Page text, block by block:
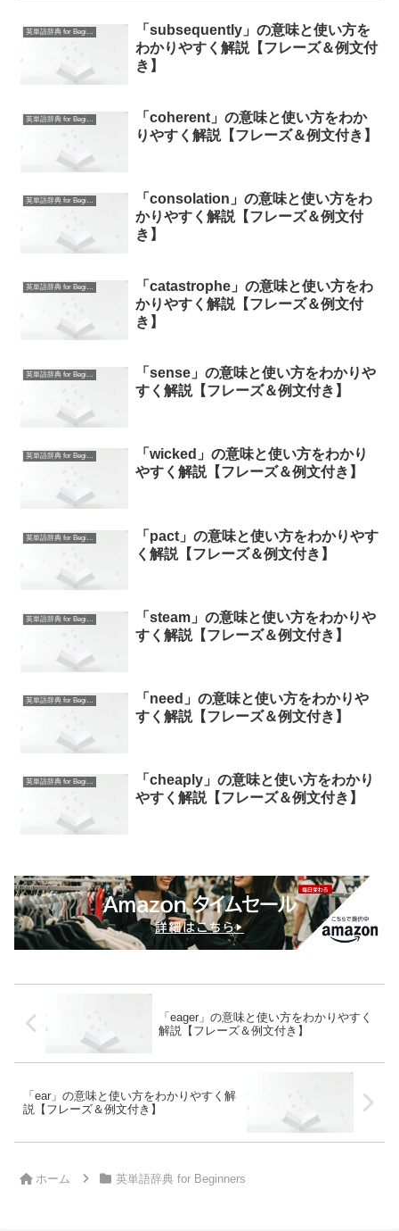
英単語辞典 for Beginners
「subsequently」の意味と使い方を
わかりやすく解説【フレーズ＆例文付
き】
英単語辞典 for Beginners
「coherent」の意味と使い方をわか
りやすく解説【フレーズ＆例文付き】
英単語辞典 for Beginners
「consolation」の意味と使い方をわ
かりやすく解説【フレーズ＆例文付
き】
英単語辞典 for Beginners
「catastrophe」の意味と使い方をわ
かりやすく解説【フレーズ＆例文付
き】
英単語辞典 for Beginners
「sense」の意味と使い方をわかりや
すく解説【フレーズ＆例文付き】
英単語辞典 for Beginners
「wicked」の意味と使い方をわかり
やすく解説【フレーズ＆例文付き】
英単語辞典 for Beginners
「pact」の意味と使い方をわかりやす
く解説【フレーズ＆例文付き】
英単語辞典 for Beginners
「steam」の意味と使い方をわかりや
すく解説【フレーズ＆例文付き】
英単語辞典 for Beginners
「need」の意味と使い方をわかりや
すく解説【フレーズ＆例文付き】
英単語辞典 for Beginners
「cheaply」の意味と使い方をわかり
やすく解説【フレーズ＆例文付き】
「eager」の意味と使い方をわかりやすく
解説【フレーズ＆例文付き】
「ear」の意味と使い方をわかりやすく解
説【フレーズ＆例文付き】
ホーム 英単語辞典 for Beginners